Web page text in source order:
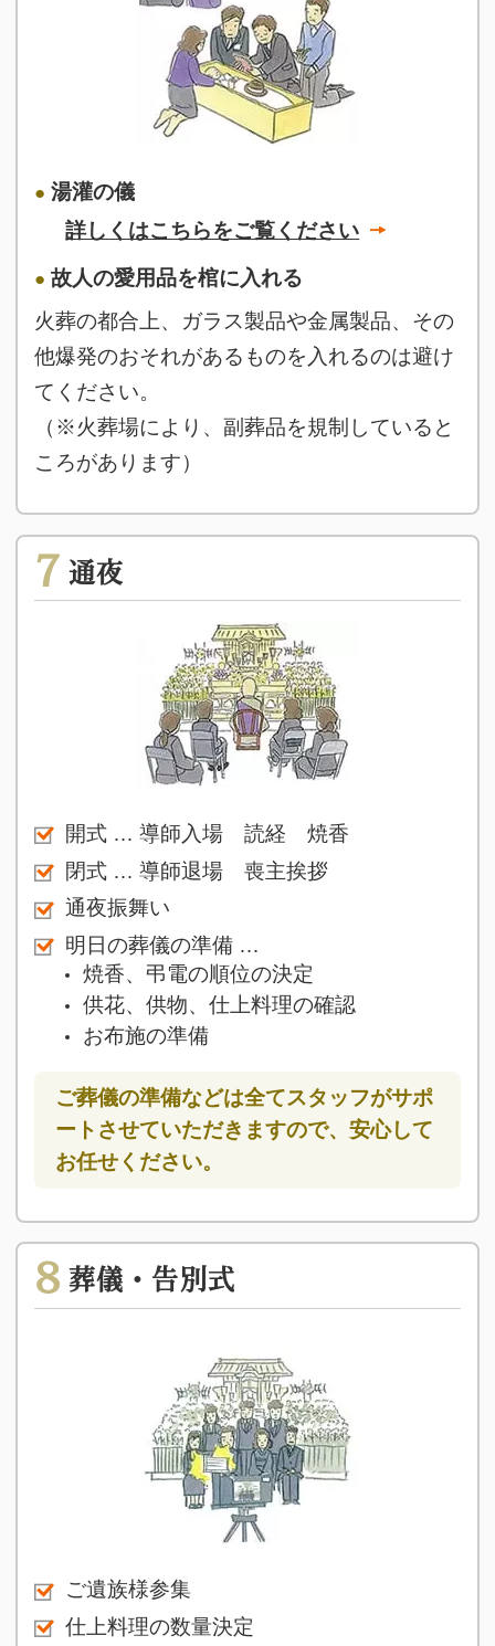
湯灌の儀
詳しくはこちらをご覧ください
故人の愛用品を棺に入れる
火葬の都合上、ガラス製品や金属製品、その
他爆発のおそれがあるものを入れるのは避け
てください。
（※火葬場により、副葬品を規制していると
ころがあります）
7 通夜
開式 … 導師入場 読経 焼香
閉式 … 導師退場 喪主挨拶
通夜振舞い
明日の葬儀の準備 …
焼香、弔電の順位の決定
供花、供物、仕上料理の確認
お布施の準備
ご葬儀の準備などは全てスタッフがサポ
ートさせていただきますので、安心して
お任せください。
8 葬儀・告別式
ご遺族様参集
仕上料理の数量決定